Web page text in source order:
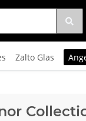
Zalto Glas